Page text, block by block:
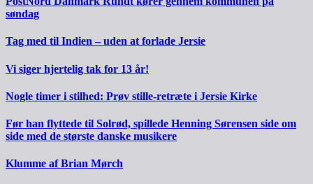
søndag
Tag med til Indien – uden at forlade Jersie
Vi siger hjertelig tak for 13 år!
Nogle timer i stilhed: Prøv stille-retræte i Jersie Kirke
Før han flyttede til Solrød, spillede Henning Sørensen side om
side med de største danske musikere
Klumme af Brian Mørch